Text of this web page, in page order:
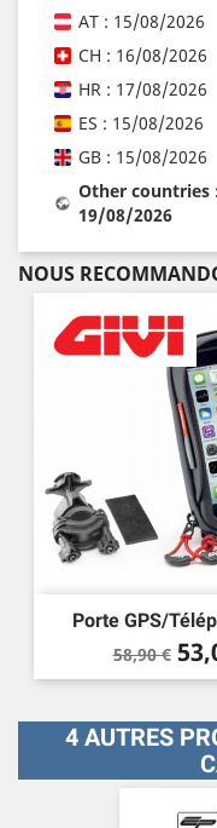
AT : 15/08/2026
CH : 16/08/2026
HR : 17/08/2026
ES : 15/08/2026
GB : 15/08/2026
Other countries
19/08/2026
NOUS
Porte GPS/
Prix
de
58,90 €
4 AUTRES